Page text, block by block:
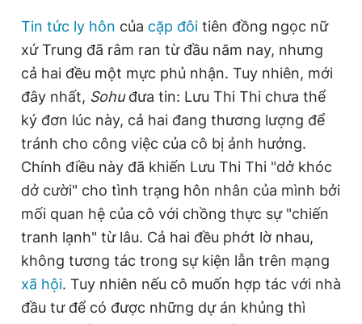
Thông tin tòa soạn Liên hệ quảng cáo
Đọc Thanh Niên trên điện thoại
Theo dõi báo trên
Liên hệ quảng cáo
Tin tức ly hôn của cặp đôi tiên đồng ngọc nữ
xứ Trung đã râm ran từ đầu năm nay, nhưng
cả hai đều một mực phủ nhận. Tuy nhiên, mới
đây nhất, Sohuđưa tin: Lưu Thi Thi chưa thể
ký đơn lúc này, cả hai đang thương lượng để
tránh cho công việc của cô bị ảnh hưởng.
Chính điều này đã khiến Lưu Thi Thi "dở khóc
dở cười" cho tình trạng hôn nhân của mình bởi
mối quan hệ của cô với chồng thực sự "chiến
tranh lạnh" từ lâu. Cả hai đều phớt lờ nhau,
không tương tác trong sự kiện lẫn trên mạng
xã hội. Tuy nhiên nếu cô muốn hợp tác với nhà
đầu tư để có được những dự án khủng thì